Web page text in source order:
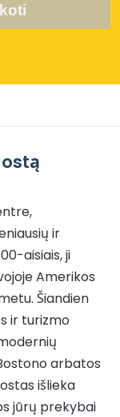
ir
aisiais, ji
Amerikos
Šiandien
ir turizmo
arbatos
išlieka
jūrų prekybai